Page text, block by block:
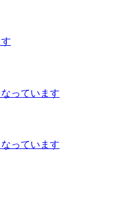
っています
っています